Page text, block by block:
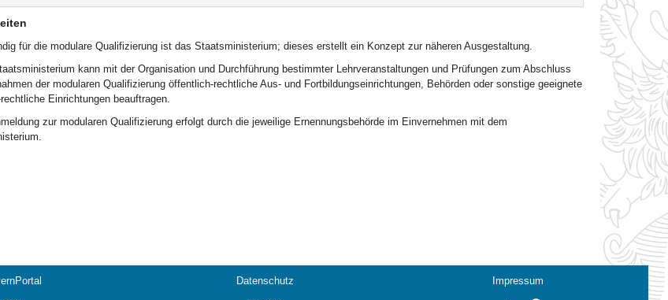
für die modulare Qualifizierung ist das Staatsministerium; dieses erstellt ein Konzept zur näheren Ausgestaltung.
kann mit der Organisation und Durchführung bestimmter Lehrveranstaltungen und Prüfungen zum Abschluss
der modularen Qualifizierung öffentlich-rechtliche Aus- und Fortbildungseinrichtungen, Behörden oder sonstige geeignete
Einrichtungen beauftragen.
zur modularen Qualifizierung erfolgt durch die jeweilige Ernennungsbehörde im Einvernehmen mit dem
Datenschutz
Impressum